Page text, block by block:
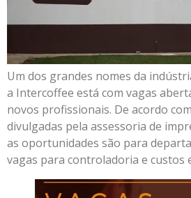
Um dos grandes nomes da
a Intercoffee está com vagas
novos profissionais. De acordo
divulgadas pela assessoria de
as oportunidades são para
vagas para controladoria e custos